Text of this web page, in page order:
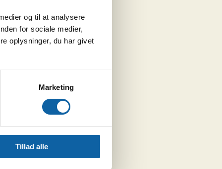
og til at analysere
for sociale medier,
oplysninger, du har givet
Marketing
Tillad alle